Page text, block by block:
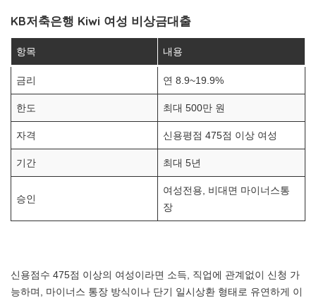
KB저축은행 Kiwi 여성 비상금대출
항목 내용
금리 연 8.9~19.9%
한도 최대 500만 원
자격 신용평점 475점 이상 여성
기간 최대 5년
승인
여성전용, 비대면 마이너스통
장
신용점수 475점 이상의 여성이라면 소득, 직업에 관계없이 신청 가
능하며, 마이너스 통장 방식이나 단기 일시상환 형태로 유연하게 이